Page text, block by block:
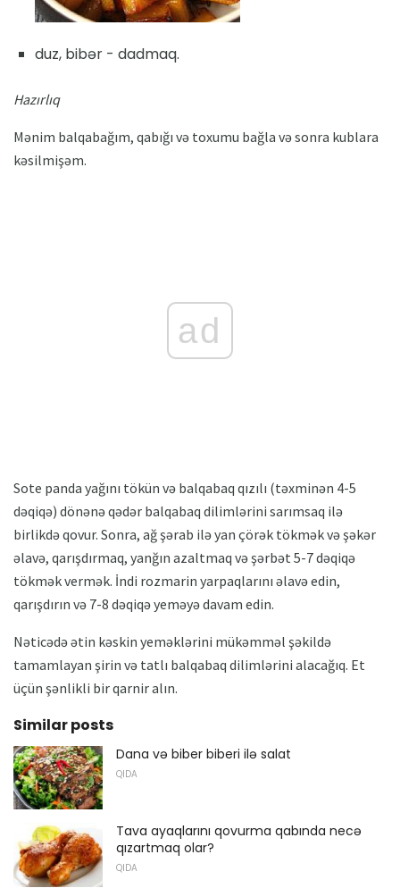
duz, bibər - dadmaq.
Hazırlıq
Mənim balqabağım, qabığı və toxumu bağla və sonra kublara
kəsilmişəm.
ad
Sote panda yağını tökün və balqabaq qızılı (təxminən 4-5
dəqiqə) dönənə qədər balqabaq dilimlərini sarımsaq ilə
birlikdə qovur. Sonra, ağ şərab ilə yan çörək tökmək və şəkər
əlavə, qarışdırmaq, yanğın azaltmaq və şərbət 5-7 dəqiqə
tökmək vermək. İndi rozmarin yarpaqlarını əlavə edin,
qarışdırın və 7-8 dəqiqə yeməyə davam edin.
Nəticədə ətin kəskin yeməklərini mükəmməl şəkildə
tamamlayan şirin və tatlı balqabaq dilimlərini alacağıq. Et
üçün şənlikli bir qarnir alın.
Similar posts
Dana və biber biberi ilə salat
QIDA
Tava ayaqlarını qovurma qabında necə
qızartmaq olar?
QIDA